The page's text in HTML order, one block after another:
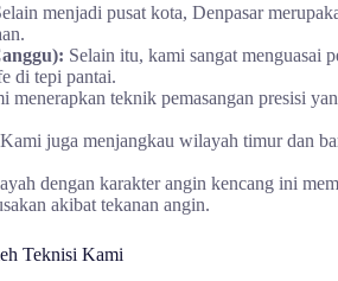
menjadi pusat kota, Denpasar
Selain itu, kami sangat menguasai
di tepi pantai.
menerapkan teknik pemasangan presisi
Kami juga menjangkau wilayah timur dan
dengan karakter angin kencang ini
akibat tekanan angin.
Teknisi Kami